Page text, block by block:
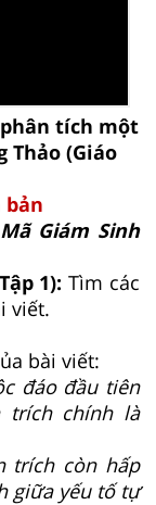
tích một
Thảo (Giáo
Giám Sinh
1):Tìm các
viết.
bài viết:
đáo đầu tiên
trích chính là
trích còn hấp
giữa yếu tố tự